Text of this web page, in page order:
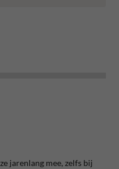
jarenlang mee, zelfs bij